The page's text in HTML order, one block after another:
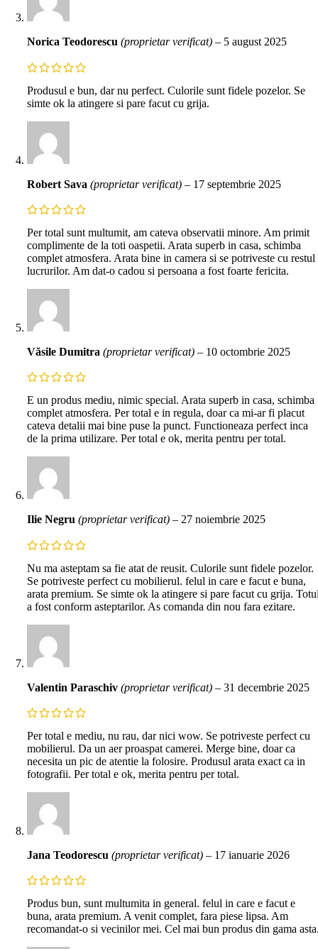
Norica Teodorescu (proprietar verificat) – 5 august 2025
Produsul e bun, dar nu perfect. Culorile sunt fidele pozelor. Se
simte ok la atingere si pare facut cu grija.
Robert Sava (proprietar verificat) – 17 septembrie 2025
Per total sunt multumit, am cateva observatii minore. Am primit
complimente de la toti oaspetii. Arata superb in casa, schimba
complet atmosfera. Arata bine in camera si se potriveste cu restul
lucrurilor. Am dat-o cadou si persoana a fost foarte fericita.
Văsile Dumitra (proprietar verificat) – 10 octombrie 2025
E un produs mediu, nimic special. Arata superb in casa, schimba
complet atmosfera. Per total e in regula, doar ca mi-ar fi placut
cateva detalii mai bine puse la punct. Functioneaza perfect inca
de la prima utilizare. Per total e ok, merita pentru per total.
Ilie Negru (proprietar verificat) – 27 noiembrie 2025
Nu ma asteptam sa fie atat de reusit. Culorile sunt fidele pozelor.
Se potriveste perfect cu mobilierul. felul in care e facut e buna,
arata premium. Se simte ok la atingere si pare facut cu grija.
a fost conform asteptarilor. As comanda din nou fara ezitare.
Valentin Paraschiv (proprietar verificat) – 31 decembrie 2025
Per total e mediu, nu rau, dar nici wow. Se potriveste perfect cu
mobilierul. Da un aer proaspat camerei. Merge bine, doar ca
necesita un pic de atentie la folosire. Produsul arata exact ca in
fotografii. Per total e ok, merita pentru per total.
Jana Teodorescu (proprietar verificat) – 17 ianuarie 2026
Produs bun, sunt multumita in general. felul in care e facut e
buna, arata premium. A venit complet, fara piese lipsa. Am
recomandat-o si vecinilor mei. Cel mai bun produs din gama